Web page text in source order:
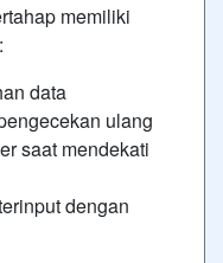
memiliki
data
ulang
saat mendekati
dengan